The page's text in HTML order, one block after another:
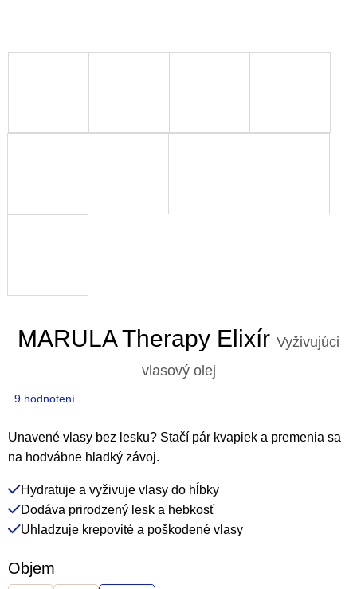
MARULA Therapy Elixír Vyživujúci
vlasový olej
Priemerné
produktu
je
z
5
hviezdičiek.
9 hodnotení
Unavené vlasy bez lesku? Stačí pár kvapiek a premenia sa
na hodvábne hladký závoj.
Hydratuje a vyživuje vlasy do hĺbky
Dodáva prirodzený lesk a hebkosť
Uhladzuje krepovité a poškodené vlasy
Objem